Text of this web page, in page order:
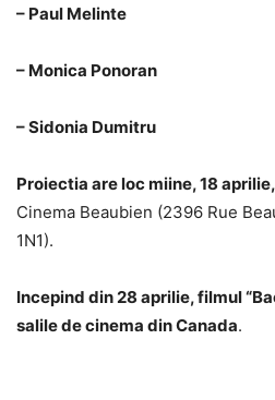
– Paul Melinte
– Monica Ponoran
– Sidonia Dumitru
Proiectia are loc miine, 18
Cinema Beaubien (2396 Rue
1N1).
Incepind din 28 aprilie, filmul
salile de cinema din Canada.